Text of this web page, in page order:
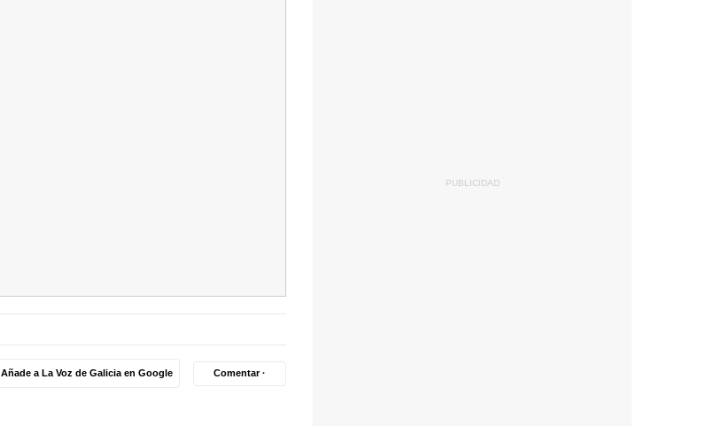
Añade a La Voz de Galicia en Google Comentar ·